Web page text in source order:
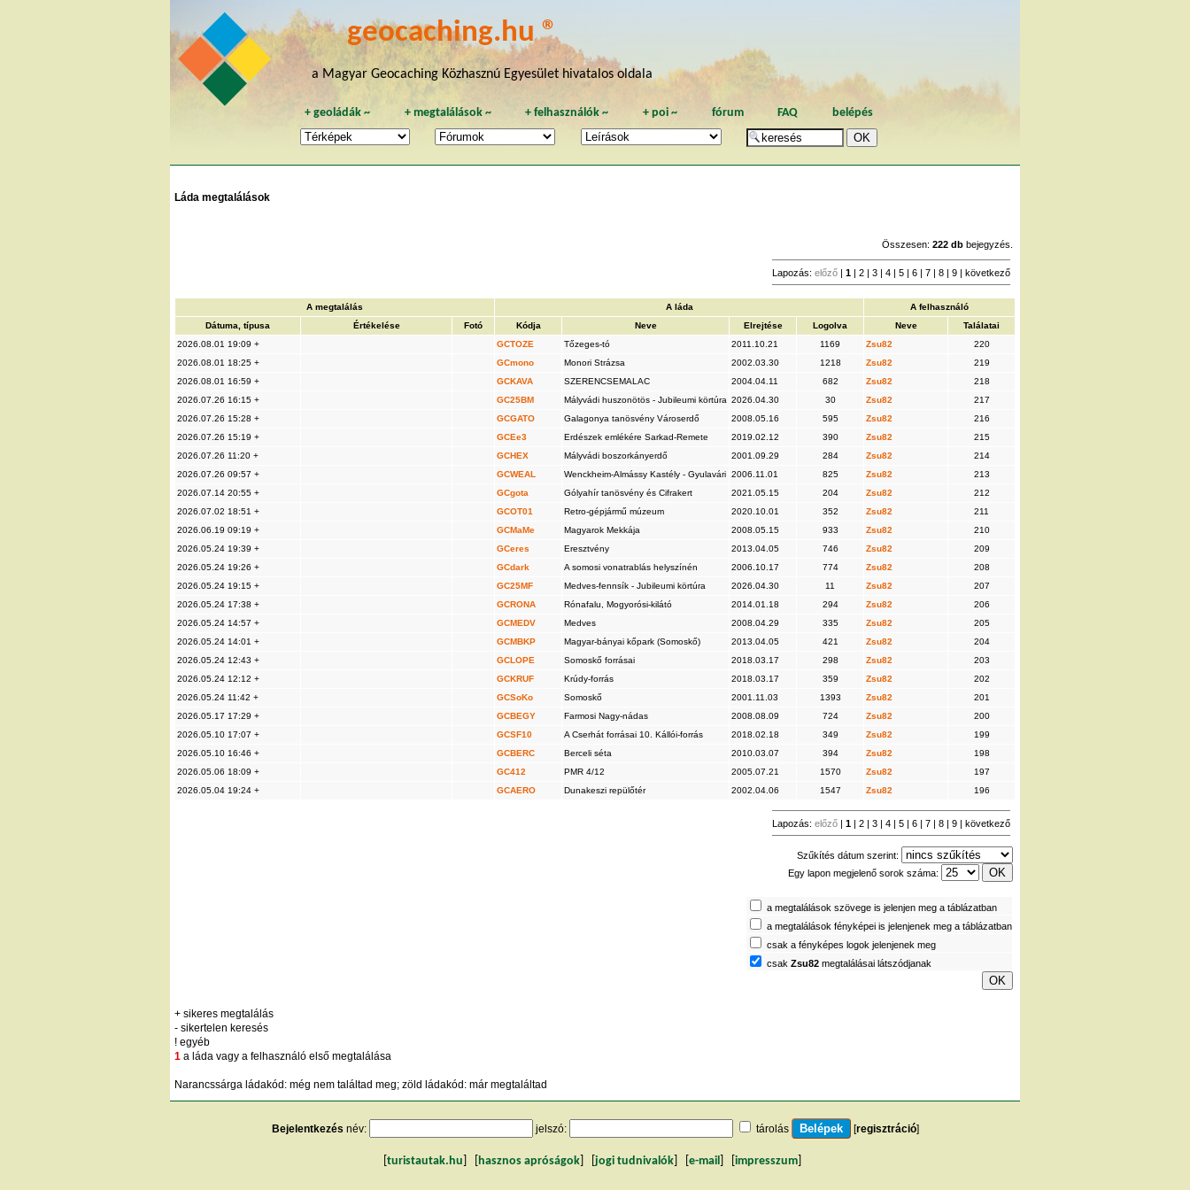
geocaching.hu ®
a Magyar Geocaching Közhasznú Egyesület hivatalos oldala
+geoládák ~ + megtalálások~ +felhasználók ~ + poi~ fórum FAQ belépés
Láda megtalálások
Összesen: 222 db bejegyzés.
Lapozás: előző | 1 | 2 | 3 | 4 | 5 | 6 | 7 | 8 | 9 | következő
A megtalálás A láda
A felhasználó
Dátuma, típusa
Értékelése Fotó Kódja Neve Elrejtése Logolva Neve
Találatai
2026.08.01 19:09 +
GCTOZE Tőzeges-tó 2011.10.21 1169 Zsu82
220
2026.08.01 18:25 +
GCmono Monori Strázsa 2002.03.30 1218 Zsu82
219
2026.08.01 16:59 +
GCKAVA SZERENCSEMALAC 2004.04.11 682 Zsu82
218
2026.07.26 16:15 +
GC25BM Mályvádi huszonötös - Jubileumi körtúra 2026.04.30 30 Zsu82
217
2026.07.26 15:28 +
GCGATO Galagonya tanösvény Városerdő 2008.05.16 595 Zsu82
216
2026.07.26 15:19 +
GCEe3 Erdészek emlékére Sarkad-Remete 2019.02.12 390 Zsu82
215
2026.07.26 11:20 +
GCHEX Mályvádi boszorkányerdő 2001.09.29 284 Zsu82
214
2026.07.26 09:57 +
GCWEAL Wenckheim-Almássy Kastély - Gyulavári 2006.11.01 825 Zsu82
213
2026.07.14 20:55 +
GCgota Gólyahír tanösvény és Cifrakert 2021.05.15 204 Zsu82
212
2026.07.02 18:51 +
GCOT01 Retro-gépjármű múzeum 2020.10.01 352 Zsu82
211
2026.06.19 09:19 +
GCMaMe Magyarok Mekkája 2008.05.15 933 Zsu82
210
2026.05.24 19:39 +
GCeres Eresztvény 2013.04.05 746 Zsu82
209
2026.05.24 19:26 +
GCdark A somosi vonatrablás helyszínén 2006.10.17 774 Zsu82
208
2026.05.24 19:15 +
GC25MF Medves-fennsík - Jubileumi körtúra 2026.04.30 11 Zsu82
207
2026.05.24 17:38 +
GCRONA Rónafalu, Mogyorósi-kilátó 2014.01.18 294 Zsu82
206
2026.05.24 14:57 +
GCMEDV Medves 2008.04.29 335 Zsu82
205
2026.05.24 14:01 +
GCMBKP Magyar-bányai kőpark (Somoskő) 2013.04.05 421 Zsu82
204
2026.05.24 12:43 +
GCLOPE Somoskő forrásai 2018.03.17 298 Zsu82
203
2026.05.24 12:12 +
GCKRUF Krúdy-forrás 2018.03.17 359 Zsu82
202
2026.05.24 11:42 +
GCSoKo Somoskő 2001.11.03 1393 Zsu82
201
2026.05.17 17:29 +
GCBEGY Farmosi Nagy-nádas 2008.08.09 724 Zsu82
200
2026.05.10 17:07 +
GCSF10 A Cserhát forrásai 10. Kállói-forrás 2018.02.18 349 Zsu82
199
2026.05.10 16:46 +
GCBERC Berceli séta 2010.03.07 394 Zsu82
198
2026.05.06 18:09 +
GC412 PMR 4/12 2005.07.21 1570 Zsu82
197
2026.05.04 19:24 +
GCAERO Dunakeszi repülőtér 2002.04.06 1547 Zsu82 196
Lapozás: előző | 1 | 2 | 3 | 4 | 5 | 6 | 7 | 8 | 9 | következő
Szűkítés dátum szerint:
Egy lapon megjelenő sorok száma:
a megtalálások szövege is jelenjen meg a táblázatban
a megtalálások fényképei is jelenjenek meg a táblázatban
csak a fényképes logok jelenjenek meg
csak Zsu82 megtalálásai látszódjanak
+ sikeres megtalálás
- sikertelen keresés
! egyéb
1 a láda vagy a felhasználó első megtalálása
Narancssárga ládakód: még nem találtad meg; zöld ládakód: már megtaláltad
Bejelentkezés név: jelszó: tárolás [regisztráció]
turistautak.hu hasznos apróságok jogi tudnivalók e-mail impresszum